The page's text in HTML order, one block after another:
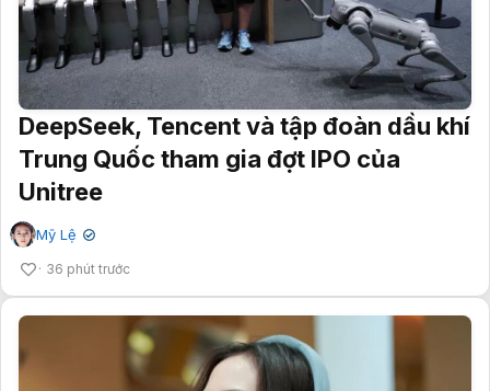
DeepSeek, Tencent và tập đoàn dầu khí
Trung Quốc tham gia đợt IPO của
Unitree
Mỹ Lệ ✔
36 phút trước